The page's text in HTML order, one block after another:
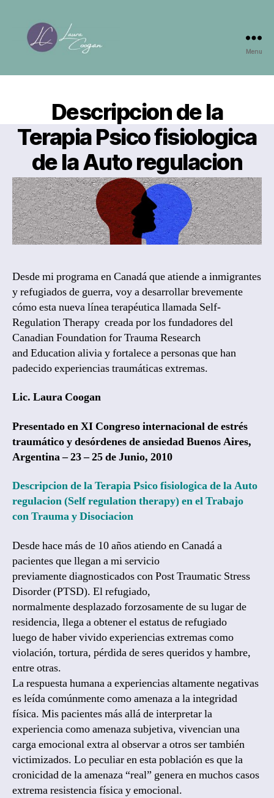
Coogan
Menu
Descripcion de la
Terapia Psico fisiologica
de la Auto regulacion
Post
author
ByLaura Coogan, Psicoterapeuta
Post
date
November 13, 2018
Desde mi programa en Canadá que atiende a inmigrantes
y refugiados de guerra, voy a desarrollar brevemente
cómo esta nueva línea terapéutica llamada Self-
Regulation Therapy creada por los fundadores del
Canadian Foundation for Trauma Research
and Education alivia y fortalece a personas que han
padecido experiencias traumáticas extremas.
Lic. Laura Coogan
Presentado en XI Congreso internacional de estrés
traumático y desórdenes de ansiedadBuenos Aires,
Argentina – 23 – 25 de Junio, 2010
Descripcion de la Terapia Psico fisiologica de la Auto
regulacion (Self regulation therapy) en el Trabajo
con Trauma y Disociacion
Desde hace más de 10 años atiendo en Canadá a
pacientes que llegan a mi servicio
previamente diagnosticados con Post Traumatic Stress
Disorder (PTSD). El refugiado,
normalmente desplazado forzosamente de su lugar de
residencia, llega a obtener el estatus de refugiado
luego de haber vivido experiencias extremas como
violación, tortura, pérdida de seres queridos y hambre,
entre otras.
La respuesta humana a experiencias altamente negativas
es leída comúnmente como amenaza a la integridad
física. Mis pacientes más allá de interpretar la
experiencia como amenaza subjetiva, vivencian una
carga emocional extra al observar a otros ser también
victimizados. Lo peculiar en esta población es que la
cronicidad de la amenaza “real” genera en muchos casos
extrema resistencia física y emocional.